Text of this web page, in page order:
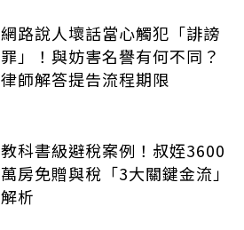
網路說人壞話當心觸犯「誹謗
罪」！與妨害名譽有何不同？
律師解答提告流程期限
教科書級避稅案例！叔姪3600
萬房免贈與稅「3大關鍵金流」
解析